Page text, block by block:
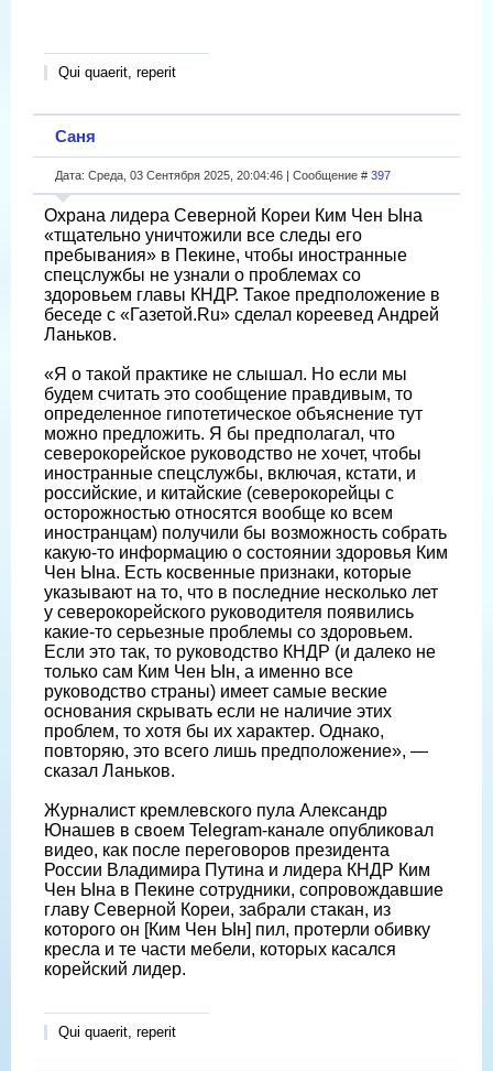
Qui quaerit, reperit
Саня
Дата: Среда, 03 Сентября 2025, 20:04:46 | Сообщение # 397
Охрана лидера Северной Кореи Ким Чен Ына
«тщательно уничтожили все следы его
пребывания» в Пекине, чтобы иностранные
спецслужбы не узнали о проблемах со
здоровьем главы КНДР. Такое предположение в
беседе с «Газетой.Ru» сделал кореевед Андрей
Ланьков.
«Я о такой практике не слышал. Но если мы
будем считать это сообщение правдивым, то
определенное гипотетическое объяснение тут
можно предложить. Я бы предполагал, что
северокорейское руководство не хочет, чтобы
иностранные спецслужбы, включая, кстати, и
российские, и китайские (северокорейцы с
осторожностью относятся вообще ко всем
иностранцам) получили бы возможность собрать
какую-то информацию о состоянии здоровья Ким
Чен Ына. Есть косвенные признаки, которые
указывают на то, что в последние несколько лет
у северокорейского руководителя появились
какие-то серьезные проблемы со здоровьем.
Если это так, то руководство КНДР (и далеко не
только сам Ким Чен Ын, а именно все
руководство страны) имеет самые веские
основания скрывать если не наличие этих
проблем, то хотя бы их характер. Однако,
повторяю, это всего лишь предположение», —
сказал Ланьков.
Журналист кремлевского пула Александр
Юнашев в своем Telegram-канале опубликовал
видео, как после переговоров президента
России Владимира Путина и лидера КНДР Ким
Чен Ына в Пекине сотрудники, сопровождавшие
главу Северной Кореи, забрали стакан, из
которого он [Ким Чен Ын] пил, протерли обивку
кресла и те части мебели, которых касался
корейский лидер.
Qui quaerit, reperit